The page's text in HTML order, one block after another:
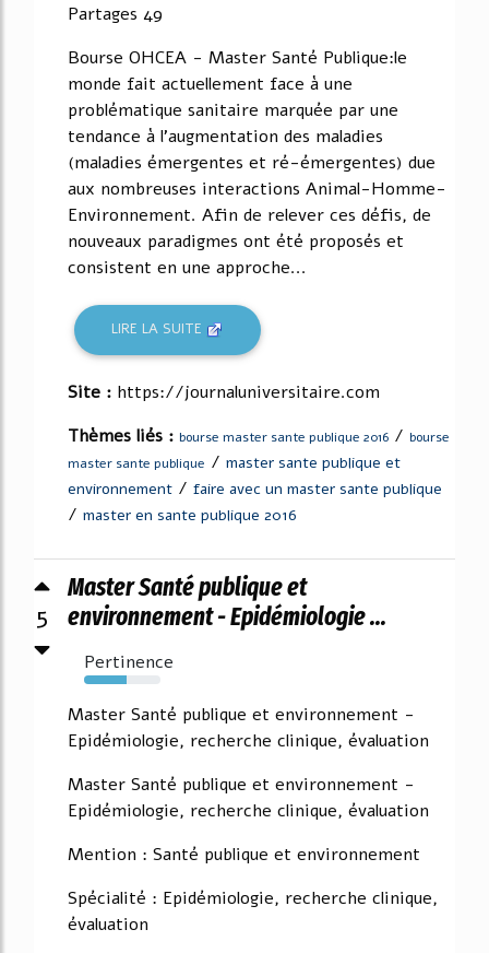
Partages 49
Bourse OHCEA - Master Santé Publique:le
monde fait actuellement face à une
problématique sanitaire marquée par une
tendance à l'augmentation des maladies
(maladies émergentes et ré-émergentes) due
aux nombreuses interactions Animal-Homme-
Environnement. Afin de relever ces défis, de
nouveaux paradigmes ont été proposés et
consistent en une approche...
LIRE LA SUITE
Site : https://journaluniversitaire.com
Thèmes liés : bourse master sante publique 2016 / bourse
master sante publique / master sante publique et
environnement / faire avec un master sante publique
/ master en sante publique 2016
5
Master Santé publique et
environnement - Epidémiologie ...
Pertinence
56%
Master Santé publique et environnement -
Epidémiologie, recherche clinique, évaluation
Master Santé publique et environnement -
Epidémiologie, recherche clinique, évaluation
Mention : Santé publique et environnement
Spécialité : Epidémiologie, recherche clinique,
évaluation